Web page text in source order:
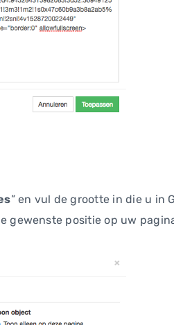
” en vul de grootte in die u in
gewenste positie op uw